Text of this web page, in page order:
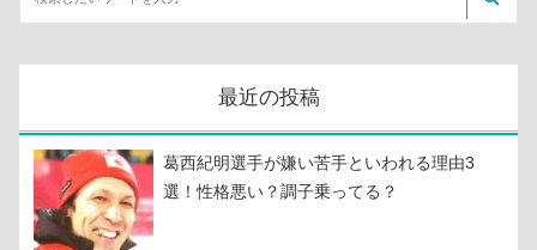
最近の投稿
葛西紀明選手が嫌い苦手といわれる理由3
選！性格悪い？調子乗ってる？